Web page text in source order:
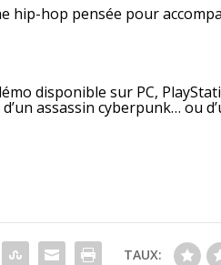
hip-hop pensée pour
disponible sur PC,
assassin cyberpunk… ou
TAUX: